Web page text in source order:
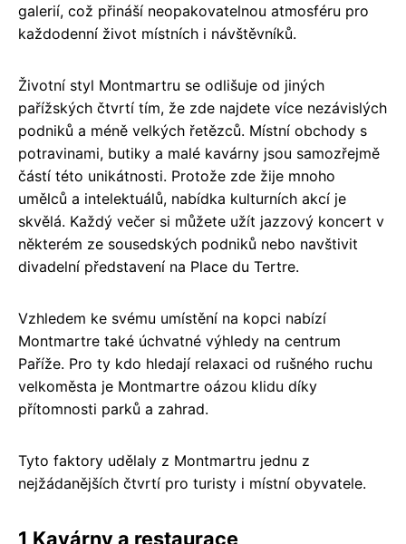
galerií, což přináší neopakovatelnou atmosféru pro
každodenní život místních i návštěvníků.
Životní styl Montmartru se odlišuje od jiných
pařížských čtvrtí tím, že zde najdete více nezávislých
podniků a méně velkých řetězců. Místní obchody s
potravinami, butiky a malé kavárny jsou samozřejmě
částí této unikátnosti. Protože zde žije mnoho
umělců a intelektuálů, nabídka kulturních akcí je
skvělá. Každý večer si můžete užít jazzový koncert v
některém ze sousedských podniků nebo navštivit
divadelní představení na Place du Tertre.
Vzhledem ke svému umístění na kopci nabízí
Montmartre také úchvatné výhledy na centrum
Paříže. Pro ty kdo hledají relaxaci od rušného ruchu
velkoměsta je Montmartre oázou klidu díky
přítomnosti parků a zahrad.
Tyto faktory udělaly z Montmartru jednu z
nejžádanějších čtvrtí pro turisty i místní obyvatele.
1 Kavárny a restaurace